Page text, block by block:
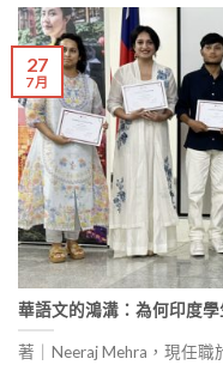
華語文的鴻溝：為何印度
著｜Neeraj Mehra，現任
27
7 月